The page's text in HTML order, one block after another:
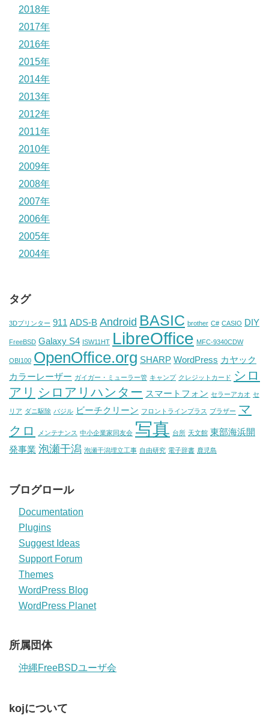
2018年
2017年
2016年
2015年
2014年
2013年
2012年
2011年
2010年
2009年
2008年
2007年
2006年
2005年
2004年
タグ
3Dプリンター 911 ADS-B Android BASIC brother C# CASIO DIY
FreeBSD Galaxy S4 ISW11HT LibreOffice MFC-9340CDW
OBI100 OpenOffice.org SHARP WordPress カヤック
カラーレーザー ガイガー・ミューラー管 キャンプ クレジットカード シロ
アリ シロアリハンター スマートフォン セラーアカオ セ
リア ダニ駆除 バジル ビーチクリーン フロントラインプラス ブラザー マ
クロ
メンテナンス 中小企業家同友会 写真 台所 天文館 東部海浜開
発事業 泡瀬干潟 泡瀬干潟埋立工事 自由研究 電子辞書 鹿児島
ブログロール
Documentation
Plugins
Suggest Ideas
Support Forum
Themes
WordPress Blog
WordPress Planet
所属団体
沖縄FreeBSDユーザ会
kojについて